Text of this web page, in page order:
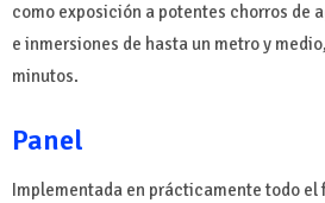
como exposición a potentes chorros de
e inmersiones de hasta un metro y
minutos.
Panel
Implementada en prácticamente todo